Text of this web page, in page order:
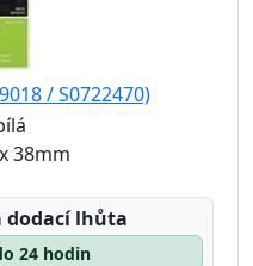
/ S0722470)
38mm
dodací lhůta
24 hodin